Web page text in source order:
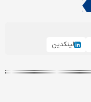
لینکدین